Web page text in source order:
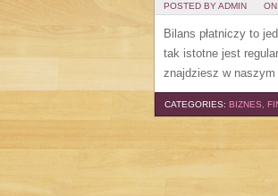
POSTED BY ADMIN
Bilans płatniczy to
tak istotne jest
znajdziesz w
CATEGORIES: BIZNES,